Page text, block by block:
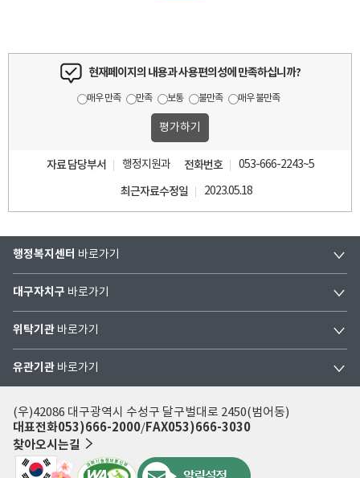
현재페이지의 내용과 사용편의성에 만족하십니까?
매우 만족 만족 보통 불만족 매우 불만족
자료 담당부서 행정지원과 전화번호 053-666-2243~5
최근자료수정일 2023.05.18
행정복지센터 바로가기
대구자치구 바로가기
위탁기관 바로가기
유관기관 바로가기
(우)42086 대구광역시 수성구 달구벌대로 2450(범어동)
대표전화053)666-2000 FAX053)666-3030
찾아오시는길